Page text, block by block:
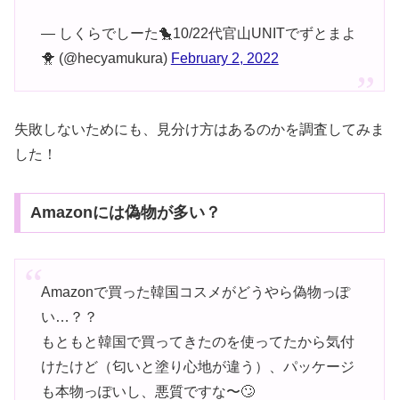
— しくらでしーた🐤10/22代官山UNITでずとまよ
🐥 (@hecyamukura) February 2, 2022
失敗しないためにも、見分け方はあるのかを調査してみま
した！
Amazonには偽物が多い？
Amazonで買った韓国コスメがどうやら偽物っぽ
い…？？
もともと韓国で買ってきたのを使ってたから気付
けたけど（匂いと塗り心地が違う）、パッケージ
も本物っぽいし、悪質ですな〜🙄